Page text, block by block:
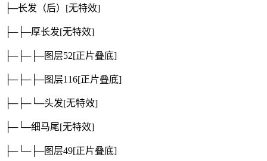
├─长发（后） [无特效]
├─├─厚长发[无特效]
├─├─├─图层52[正片叠底]
├─├─├─图层116[正片叠底]
├─├─└─头发[无特效]
├─└─细马尾[无特效]
├─└─├─图层49[正片叠底]